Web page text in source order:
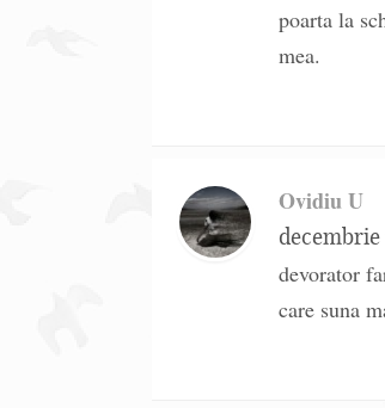
poarta la
mea.
Ovidiu U
decembrie
devorator
care suna